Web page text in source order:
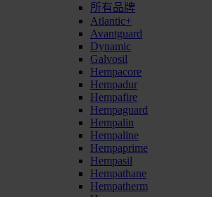
所有品牌
Atlantic+
Avantguard
Dynamic
Galvosil
Hempacore
Hempadur
Hempafire
Hempaguard
Hempalin
Hempaline
Hempaprime
Hempasil
Hempathane
Hempatherm